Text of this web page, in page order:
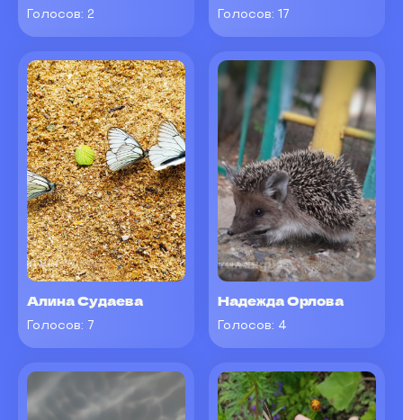
Голосов: 2 Голосов: 17
Алина Судаева
Голосов: 7
Надежда Орлова
Голосов: 4